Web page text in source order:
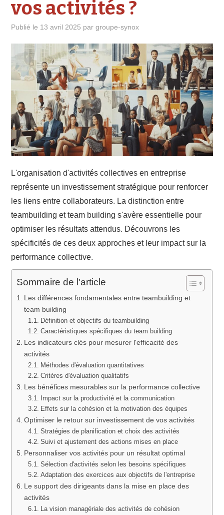
vos activités ?
Publié le 13 avril 2025 pargroupe-synox
L'organisation d'activités collectives en entreprise
représente un investissement stratégique pour renforcer
les liens entre collaborateurs. La distinction entre
teambuilding et team building s'avère essentielle pour
optimiser les résultats attendus. Découvrons les
spécificités de ces deux approches et leur impact sur la
performance collective.
Sommaire de l'article
Les différences fondamentales entre teambuilding et
team building
Définition et objectifs du teambuilding
Caractéristiques spécifiques du team building
Les indicateurs clés pour mesurer l'efficacité des
activités
Méthodes d'évaluation quantitatives
Critères d'évaluation qualitatifs
Les bénéfices mesurables sur la performance collective
Impact sur la productivité et la communication
Effets sur la cohésion et la motivation des équipes
Optimiser le retour sur investissement de vos activités
Stratégies de planification et choix des activités
Suivi et ajustement des actions mises en place
Personnaliser vos activités pour un résultat optimal
Sélection d'activités selon les besoins spécifiques
Adaptation des exercices aux objectifs de l'entreprise
Le support des dirigeants dans la mise en place des
activités
La vision managériale des activités de cohésion